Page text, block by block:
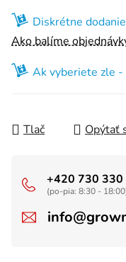
Diskrétne
Ako balíme
Ak vyberiete zle -
Tlač Opýtať
+420 730 330
(po-pia: 8:30 -